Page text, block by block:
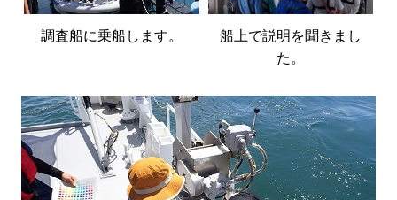
調査船に乗船します。
船上で説明を聞きまし
た。